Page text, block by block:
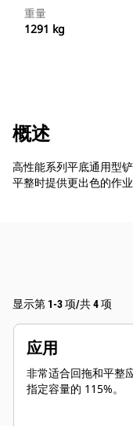
重量
1291 kg
概述
高性能系列平底通用型
平整时提供更出色的作业
显示第 1-3 项/共 4 项
应用
非常适合回拖和平整
指定容量的 115%。